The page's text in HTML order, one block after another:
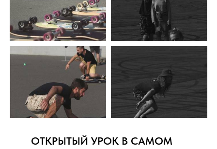
ОТКРЫТЫЙ УРОК В САМОМ